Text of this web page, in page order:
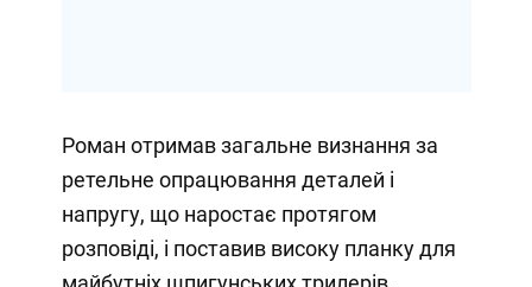
Роман отримав загальне визнання за
ретельне опрацювання деталей і
напругу, що наростає протягом
розповіді, і поставив високу планку для